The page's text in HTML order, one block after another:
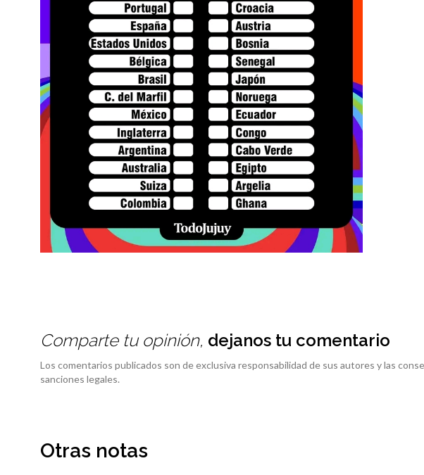
Comparte tu opinión, dejanos tu comentario
Los comentarios publicados son de exclusiva responsabilidad de sus autores y las
sanciones legales.
Otras notas